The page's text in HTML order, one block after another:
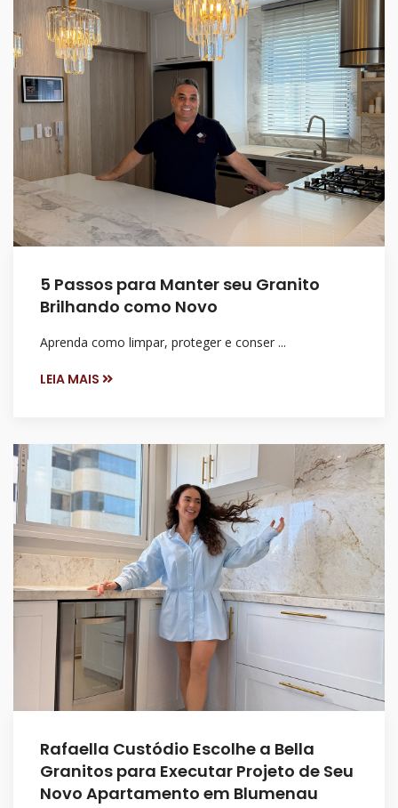
5 Passos para Manter seu Granito
Brilhando como Novo
Aprenda como limpar, proteger e conser ...
LEIA MAIS
Rafaella Custódio Escolhe a Bella
Granitos para Executar Projeto de Seu
Novo Apartamento em Blumenau